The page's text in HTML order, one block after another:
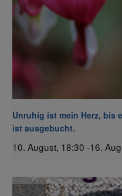
Unruhig ist mein Herz, bis
ist ausgebucht.
10. August, 18:30 -16.